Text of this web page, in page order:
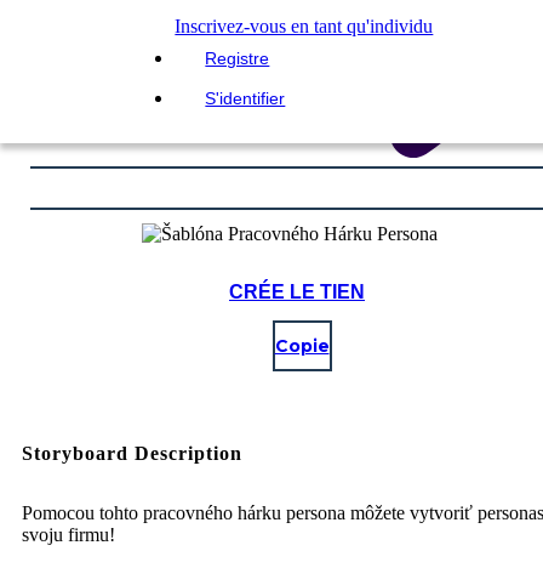
Inscrivez-vous en tant qu'individu
Registre
S'identifier
CRÉE LE TIEN
Copie
Storyboard Description
Pomocou tohto pracovného hárku persona môžete vytvoriť
svoju firmu!